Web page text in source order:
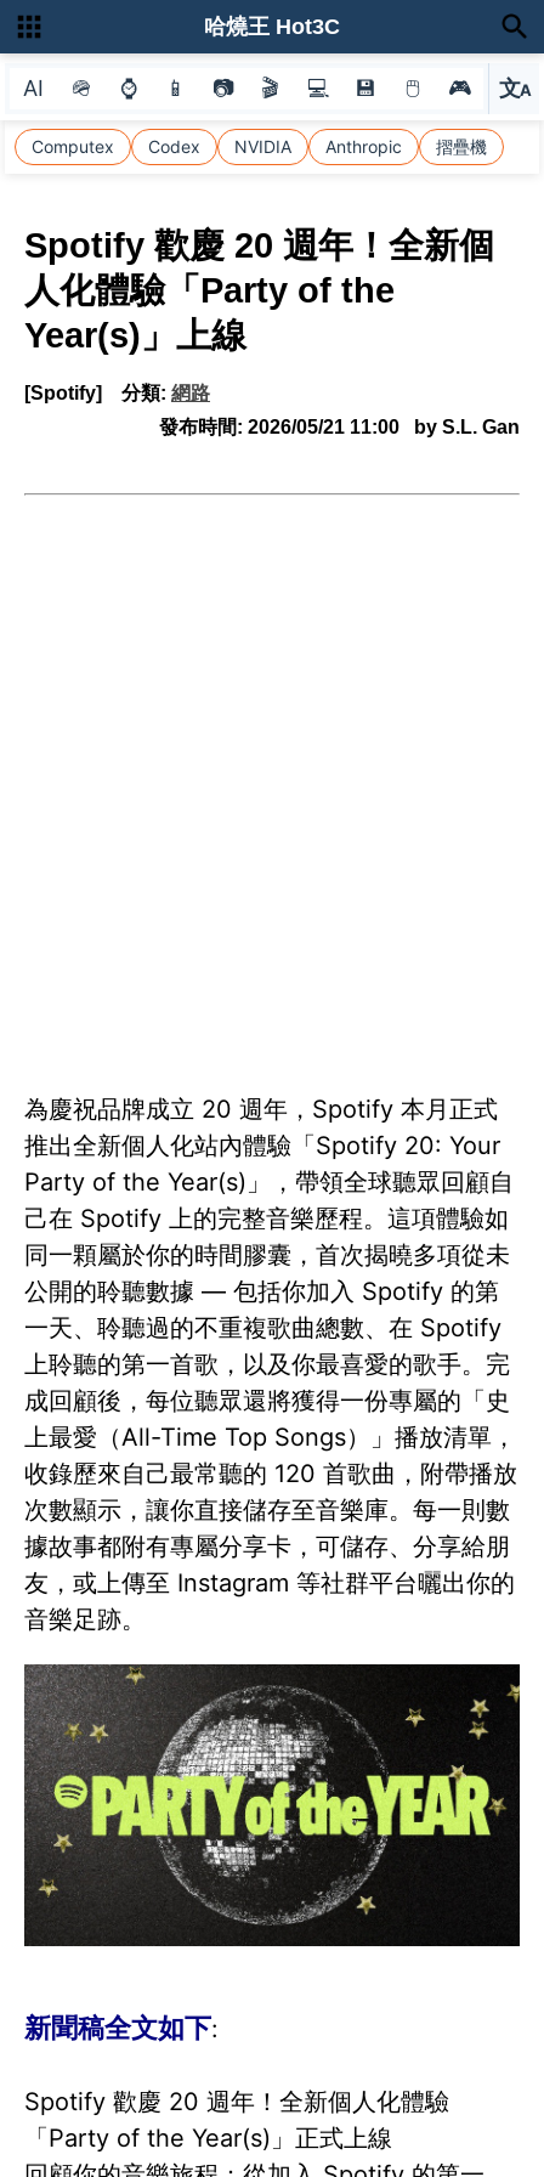
AI 🪖 ⌚ 📱 📷 🎬 💻 💾 🖱 🎮 文A
選
Computex Codex NVIDIA Anthropic 摺疊機
哈燒王 Hot3C
Spotify 歡慶 20 週年！全新個
人化體驗「Party of the
Year(s)」上線
[Spotify] 分類: 網路
發布時間: 2026/05/21 11:00 by S.L. Gan
為慶祝品牌成立 20 週年，Spotify 本月正式
推出全新個人化站內體驗「Spotify 20: Your
Party of the Year(s)」，帶領全球聽眾回顧自
己在 Spotify 上的完整音樂歷程。這項體驗如
同一顆屬於你的時間膠囊，首次揭曉多項從未
公開的聆聽數據 — 包括你加入 Spotify 的第
一天、聆聽過的不重複歌曲總數、在 Spotify
上聆聽的第一首歌，以及你最喜愛的歌手。完
成回顧後，每位聽眾還將獲得一份專屬的「史
上最愛（All-Time Top Songs）」播放清單，
收錄歷來自己最常聽的 120 首歌曲，附帶播放
次數顯示，讓你直接儲存至音樂庫。每一則數
據故事都附有專屬分享卡，可儲存、分享給朋
友，或上傳至 Instagram 等社群平台曬出你的
音樂足跡。
新聞稿全文如下:
Spotify 歡慶 20 週年！全新個人化體驗
「Party of the Year(s)」正式上線